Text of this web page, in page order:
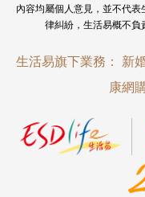
內容均屬個人意見，並不代
律糾紛，生活易概不負
生活易旗下業務： 新
康網